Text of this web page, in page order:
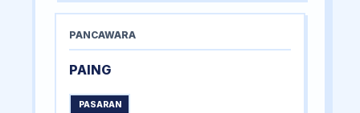
PANCAWARA
PAING
PASARAN